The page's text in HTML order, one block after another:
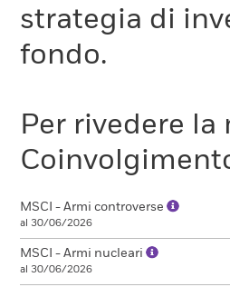
strategia di
fondo.
Per rivedere
MSCI - Armi controverse
al 30/06/2026
MSCI - Armi nucleari
al 30/06/2026